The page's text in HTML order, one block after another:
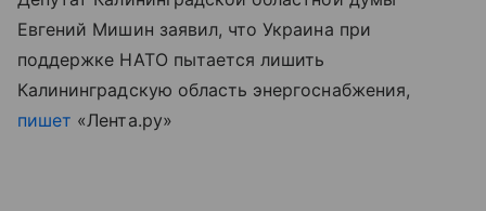
Евгений Мишин заявил, что Украина при
поддержке НАТО пытается лишить
Калининградскую область энергоснабжения,
пишет «Лента.ру»